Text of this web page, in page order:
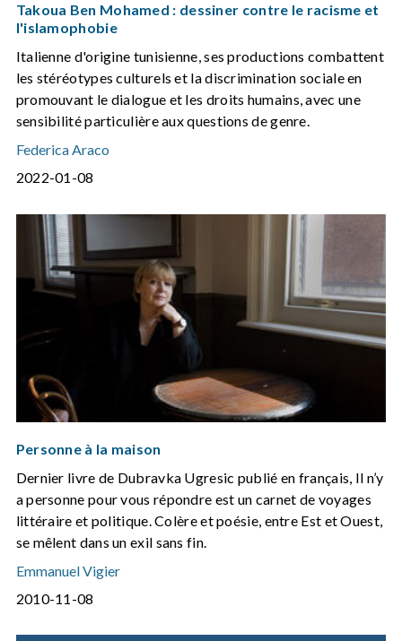
Takoua Ben Mohamed : dessiner contre le racisme et
l'islamophobie
Italienne d'origine tunisienne, ses productions combattent
les stéréotypes culturels et la discrimination sociale en
promouvant le dialogue et les droits humains, avec une
sensibilité particulière aux questions de genre.
Federica Araco
2022-01-08
Personne à la maison
Dernier livre de Dubravka Ugresic publié en français, Il n’y
a personne pour vous répondre est un carnet de voyages
littéraire et politique. Colère et poésie, entre Est et Ouest,
se mêlent dans un exil sans fin.
Emmanuel Vigier
2010-11-08